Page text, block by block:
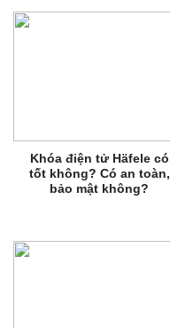
Khóa điện tử Häfele có
tốt không? Có an toàn,
bảo mật không?